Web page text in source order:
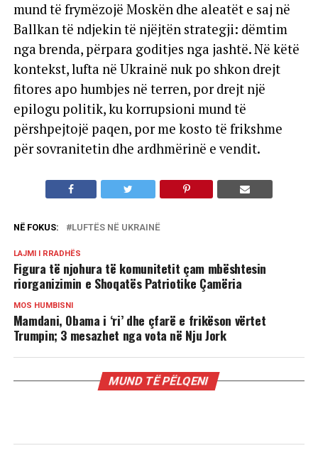
mund të frymëzojë Moskën dhe aleatët e saj në
Ballkan të ndjekin të njëjtën strategji: dëmtim
nga brenda, përpara goditjes nga jashtë. Në këtë
kontekst, lufta në Ukrainë nuk po shkon drejt
fitores apo humbjes në terren, por drejt një
epilogu politik, ku korrupsioni mund të
përshpejtojë paqen, por me kosto të frikshme
për sovranitetin dhe ardhmërinë e vendit.
NË FOKUS: LUFTËS NË UKRAINË
LAJMI I RRADHËS
Figura të njohura të komunitetit çam mbështesin
riorganizimin e Shoqatës Patriotike Çamëria
MOS HUMBISNI
Mamdani, Obama i ‘ri’ dhe çfarë e frikëson vërtet
Trumpin; 3 mesazhet nga vota në Nju Jork
MUND TË PËLQENI